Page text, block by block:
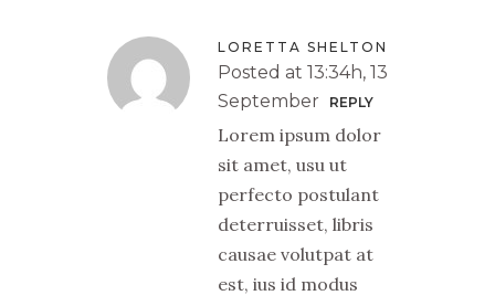
LORETTA SHELTON
Posted at 13:34h, 13
September
REPLY
Lorem ipsum dolor
sit amet, usu ut
perfecto postulant
deterruisset, libris
causae volutpat at
est, ius id modus